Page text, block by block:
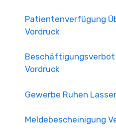
Patientenverfügung
Vordruck
Vordruck
Gewerbe Ruhen
Meldebescheinigung